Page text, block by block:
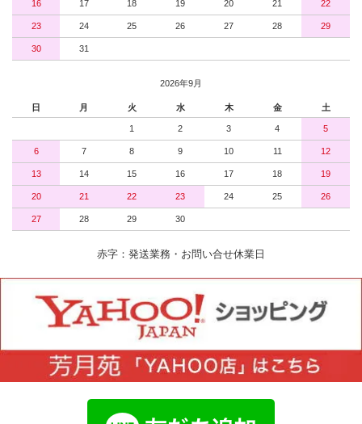
16 17 18 19 20 21 22
23 24 25 26 27 28 29
30 31
2026年9月
日 月 火 水 木 金 土
1 2 3 4 5
6 7 8 9 10 11 12
13 14 15 16 17 18 19
20 21 22 23 24 25 26
27 28 29 30
赤字：発送業務・お問い合せ休業日